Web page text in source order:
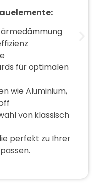
für optimalen
wie Aluminium,
von klassisch
perfekt zu Ihrer